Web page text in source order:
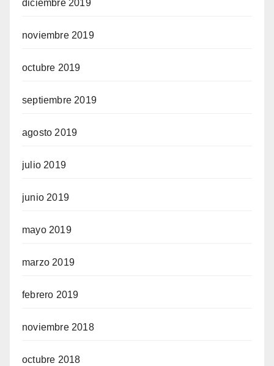
diciembre 2019
noviembre 2019
octubre 2019
septiembre 2019
agosto 2019
julio 2019
junio 2019
mayo 2019
marzo 2019
febrero 2019
noviembre 2018
octubre 2018